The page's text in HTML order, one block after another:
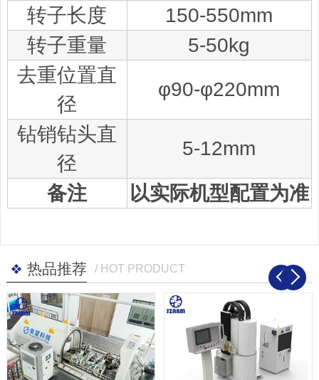
转子长度
150-550mm
转子重量
5-50kg
去重位置直
径
φ90-φ220mm
钻销钻头直
径
5-12mm
备注 以实际机型配置为准
热品推荐 / HOT PRODUCT